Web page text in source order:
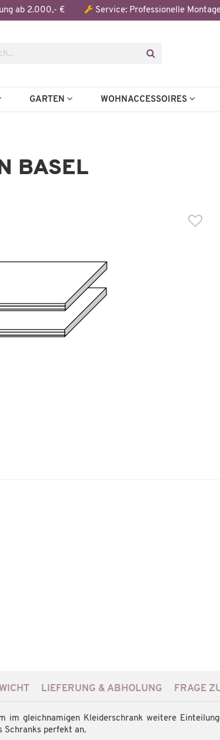
ab 2.000,- € Service: Professionelle
GARTEN WOHNACCESSOIRES
BASEL
Der Artikel wurde in den Warenkorb gelegt:
LIEFERUNG & ABHOLUNG FRAGE
im gleichnamigen Kleiderschrank weitere
Schranks perfekt an.